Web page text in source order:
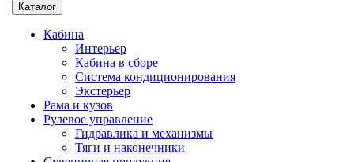
Каталог
Кабина
Интерьер
Кабина в сборе
Система кондиционирования
Экстерьер
Рама и кузов
Рулевое управление
Гидравлика и механизмы
Тяги и наконечники